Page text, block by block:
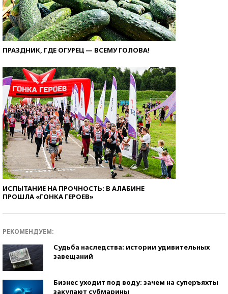
ПРАЗДНИК, ГДЕ ОГУРЕЦ — ВСЕМУ ГОЛОВА!
ИСПЫТАНИЕ НА ПРОЧНОСТЬ: В АЛАБИНЕ
ПРОШЛА «ГОНКА ГЕРОЕВ»
РЕКОМЕНДУЕМ:
Судьба наследства: истории удивительных
завещаний
Бизнес уходит под воду: зачем на суперъяхты
закупают субмарины